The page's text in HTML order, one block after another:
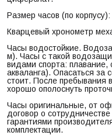
Размер часов (по
Кварцевый хронометр
Часы водостойкие.
м). Часы с такой
видами спорта: плавание,
акваланга). Опасаться за
стоит. После пребывания
хорошо ополоснуть
Часы оригинальные, от
договор о
гарантиями
комплектации.